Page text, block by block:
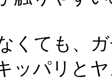
くても、
ッパリと